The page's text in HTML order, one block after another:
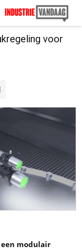
voor
modulair